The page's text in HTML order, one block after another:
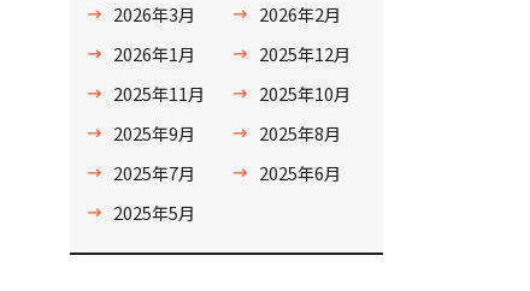
2026年3月
2026年2月
2026年1月
2025年12月
2025年11月
2025年10月
2025年9月
2025年8月
2025年7月
2025年6月
2025年5月